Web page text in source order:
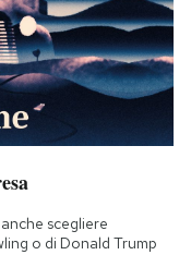
scegliere
o di Donald Trump